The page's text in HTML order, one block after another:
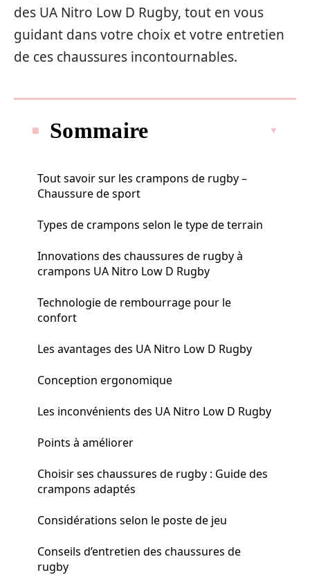
des UA Nitro Low D Rugby, tout en vous
guidant dans votre choix et votre entretien
de ces chaussures incontournables.
Sommaire
Tout savoir sur les crampons de rugby –
Chaussure de sport
Types de crampons selon le type de terrain
Innovations des chaussures de rugby à
crampons UA Nitro Low D Rugby
Technologie de rembourrage pour le
confort
Les avantages des UA Nitro Low D Rugby
Conception ergonomique
Les inconvénients des UA Nitro Low D Rugby
Points à améliorer
Choisir ses chaussures de rugby : Guide des
crampons adaptés
Considérations selon le poste de jeu
Conseils d’entretien des chaussures de
rugby